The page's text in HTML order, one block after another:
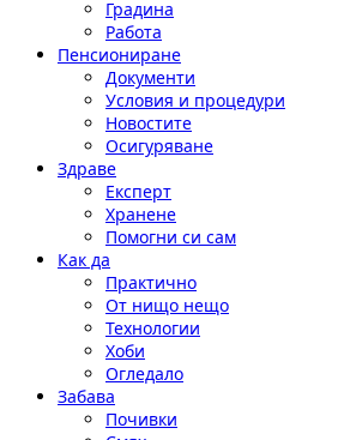
Градина
Работа
Пенсиониране
Документи
Условия и процедури
Новостите
Осигуряване
Здраве
Експерт
Хранене
Помогни си сам
Как да
Практично
От нищо нещо
Технологии
Хоби
Огледало
Забава
Почивки